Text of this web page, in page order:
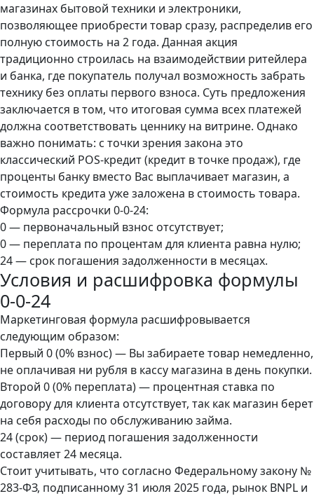
магазинах бытовой техники и электроники,
позволяющее приобрести товар сразу, распределив его
полную стоимость на 2 года. Данная акция
традиционно строилась на взаимодействии ритейлера
и банка, где покупатель получал возможность забрать
технику без оплаты первого взноса. Суть предложения
заключается в том, что итоговая сумма всех платежей
должна соответствовать ценнику на витрине. Однако
важно понимать: с точки зрения закона это
классический POS-кредит (кредит в точке продаж), где
проценты банку вместо Вас выплачивает магазин, а
стоимость кредита уже заложена в стоимость товара.
Формула рассрочки 0-0-24:
0 — первоначальный взнос отсутствует;
0 — переплата по процентам для клиента равна нулю;
24 — срок погашения задолженности в месяцах.
Условия и расшифровка формулы
0-0-24
Маркетинговая формула расшифровывается
следующим образом:
Первый 0 (0% взнос) — Вы забираете товар немедленно,
не оплачивая ни рубля в кассу магазина в день покупки.
Второй 0 (0% переплата) — процентная ставка по
договору для клиента отсутствует, так как магазин берет
на себя расходы по обслуживанию займа.
24 (срок) — период погашения задолженности
составляет 24 месяца.
Стоит учитывать, что согласно Федеральному закону №
283-ФЗ, подписанному 31 июля 2025 года, рынок BNPL и